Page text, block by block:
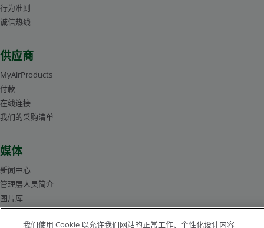
行为准则
诚信热线
供应商
MyAirProducts
付款
在线连接
我们的采购清单
媒体
新闻中心
管理层人员简介
图片库
我们使用 Cookie 以允许我们网站的正常工作、个性化设计内容